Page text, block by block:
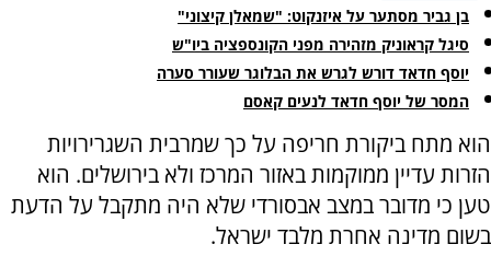
בן גביר מסתער על איזנקוט: "שמאלן קיצוני"
סיגל קראוניק מזהירה מפני הקונספציה ביו"ש
יוסף חדאד דורש לגרש את הבלוגר שעורר סערה
המסר של יוסף חדאד לנעים קאסם
הוא מתח ביקורת חריפה על כך שמרבית השגרירויות
הזרות עדיין ממוקמות באזור המרכז ולא בירושלים. הוא
טען כי מדובר במצב אבסורדי שלא היה מתקבל על הדעת
בשום מדינה אחרת מלבד ישראל.